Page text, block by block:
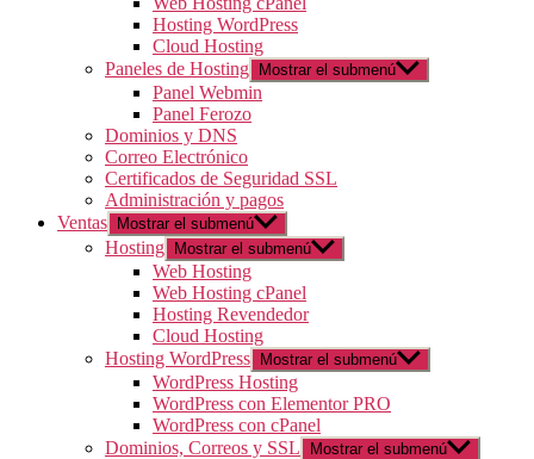
Hosting WordPress
Cloud Hosting
Paneles de Hosting
Mostrar el submenú
Panel Webmin
Panel Ferozo
Dominios y DNS
Correo Electrónico
Certificados de Seguridad SSL
Administración y pagos
Ventas
Mostrar el submenú
Hosting Mostrar el submenú
Web Hosting
Web Hosting cPanel
Hosting Revendedor
Cloud Hosting
Hosting WordPress
Mostrar el submenú
WordPress Hosting
WordPress con Elementor PRO
WordPress con cPanel
Dominios, Correos y SSL
Mostrar el submenú